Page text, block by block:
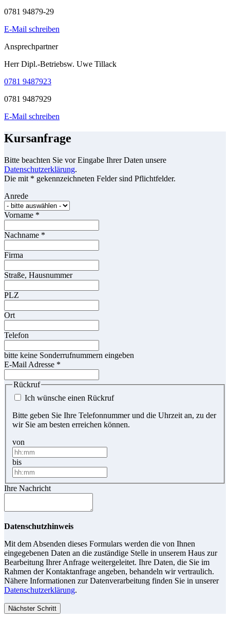
0781 94879-29
E-Mail schreiben
Ansprechpartner
Herr Dipl.-Betriebsw. Uwe Tillack
0781 9487923
0781 9487929
E-Mail schreiben
Kursanfrage
Bitte beachten Sie vor Eingabe Ihrer Daten unsere
Datenschutzerklärung.
Die mit * gekennzeichneten Felder sind Pflichtfelder.
Anrede
Vorname *
Nachname *
Firma
Straße, Hausnummer
PLZ
Ort
Telefon
bitte keine Sonderrufnummern eingeben
E-Mail Adresse *
Rückruf
Ich wünsche einen Rückruf
Bitte geben Sie Ihre Telefonnummer und die Uhrzeit an, zu der
wir Sie am besten erreichen können.
von
bis
Ihre Nachricht
Datenschutzhinweis
Mit dem Absenden dieses Formulars werden die von Ihnen
eingegebenen Daten an die zuständige Stelle in unserem Haus zur
Bearbeitung Ihrer Anfrage weitergeleitet. Ihre Daten, die Sie im
Rahmen der Kontaktanfrage angeben, behandeln wir vertraulich.
Nähere Informationen zur Datenverarbeitung finden Sie in unserer
Datenschutzerklärung.
Nächster Schritt